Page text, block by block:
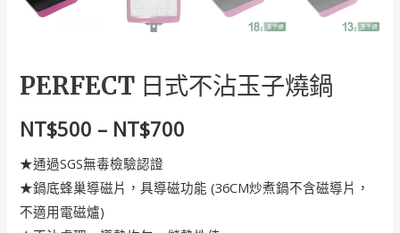
PERFECT 日式不沾玉子燒鍋
NT$500 – NT$700
★通過SGS無毒檢驗認證
★鍋底蜂巢導磁片，具導磁功能 (36CM炒煮鍋不含磁導片，
不適用電磁爐)